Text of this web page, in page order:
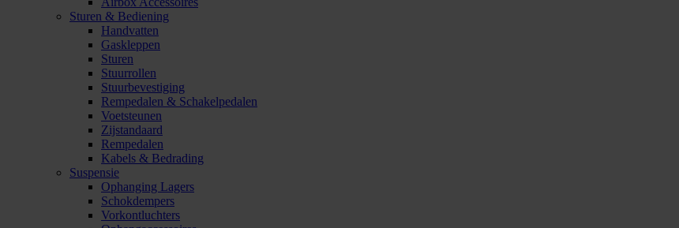
Sturen & Bediening
Handvatten
Gaskleppen
Sturen
Stuurrollen
Stuurbevestiging
Rempedalen & Schakelpedalen
Voetsteunen
Zijstandaard
Rempedalen
Kabels & Bedrading
Suspensie
Ophanging Lagers
Schokdempers
Vorkontluchters